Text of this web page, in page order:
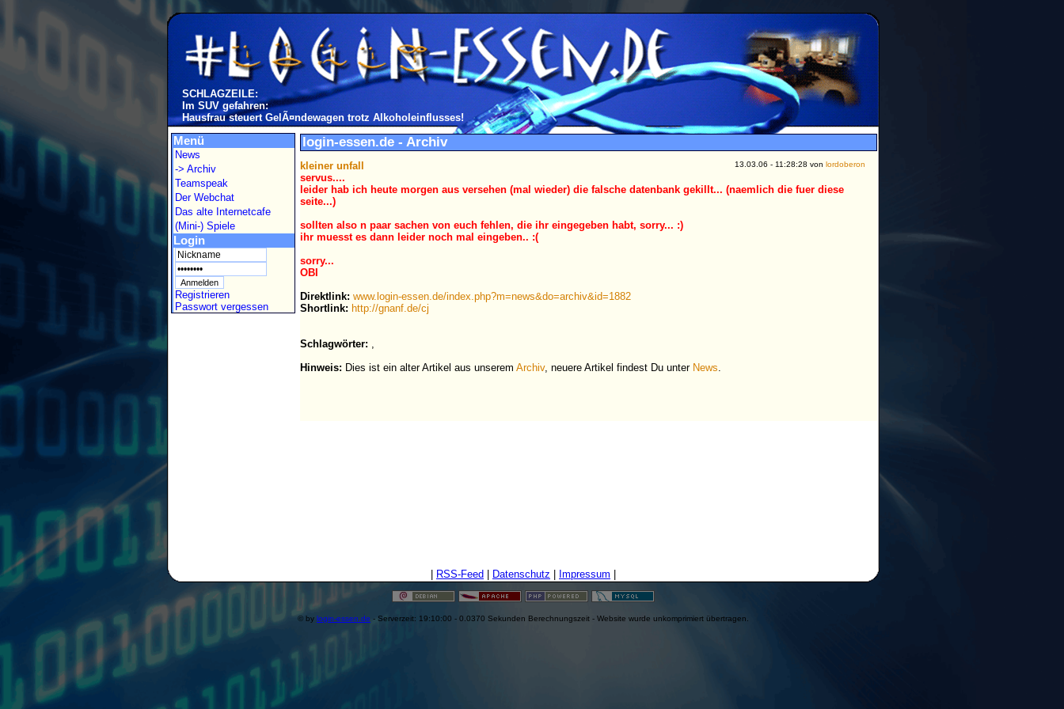
SCHLAGZEILE:
Im SUV gefahren:
Hausfrau steuert GelÃ¤ndewagen trotz Alkoholeinflusses!
Menü
News
-> Archiv
Teamspeak
Der Webchat
Das alte Internetcafe
(Mini-) Spiele
Login
Registrieren
Passwort vergessen
login-essen.de - Archiv
kleiner unfall 13.03.06 - 11:28:28 von lordoberon
servus....
leider hab ich heute morgen aus versehen (mal wieder) die falsche datenbank gekillt... (naemlich die fuer diese
seite...)
sollten also n paar sachen von euch fehlen, die ihr eingegeben habt, sorry... :)
ihr muesst es dann leider noch mal eingeben.. :(
sorry...
OBI
Direktlink: www.login-essen.de/index.php?m=news&do=archiv&id=1882
Shortlink: http://gnanf.de/cj
Schlagwörter: ,
Hinweis: Dies ist ein alter Artikel aus unserem Archiv, neuere Artikel findest Du unter News.
RSS-Feed Datenschutz Impressum
© by login-essen.de - Serverzeit: 19:10:00 - 0.0370 Sekunden Berechnungszeit - Website wurde unkomprimiert übertragen.